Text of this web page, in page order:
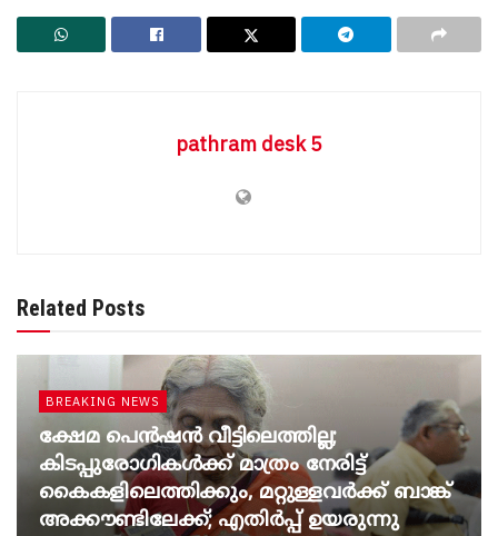
pathram desk 5
Related Posts
BREAKING NEWS
ക്ഷേമ പെൻഷൻ വീട്ടിലെത്തില്ല;
കിടപ്പുരോഗികൾക്ക് മാത്രം നേരിട്ട്
കൈകളിലെത്തിക്കും, മറ്റുള്ളവർക്ക് ബാങ്ക്
അക്കൗണ്ടിലേക്ക്; എതിർപ്പ് ഉയരുന്നു